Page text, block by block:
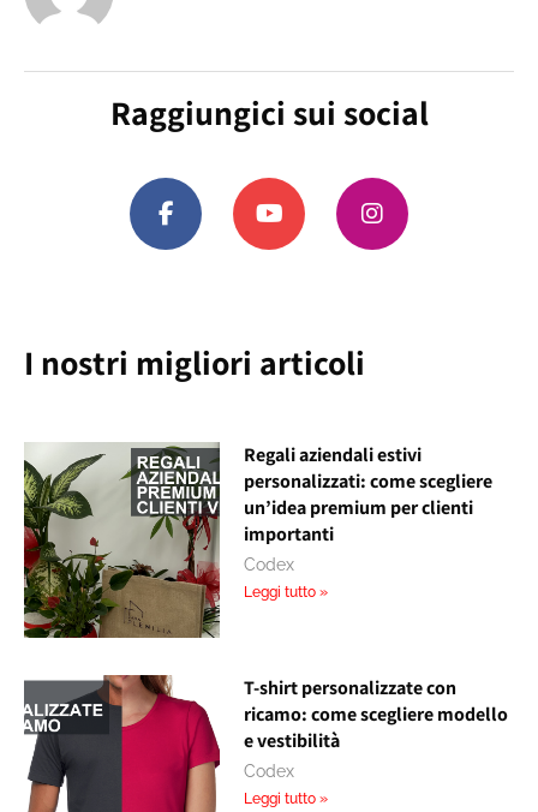
Raggiungici sui social
I nostri migliori articoli
Regali aziendali estivi
personalizzati: come scegliere
un’idea premium per clienti
importanti
Codex
Leggi tutto »
T-shirt personalizzate con
ricamo: come scegliere modello
e vestibilità
Codex
Leggi tutto »